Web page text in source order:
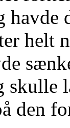
havde
helt
skulle
den